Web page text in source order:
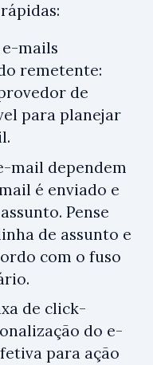
e-mails
remetente:
de
para planejar
mail dependem
é enviado e
Pense
de assunto e
com o fuso
de click-
do e-
para ação